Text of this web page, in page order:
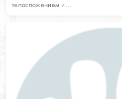
телосложением и...